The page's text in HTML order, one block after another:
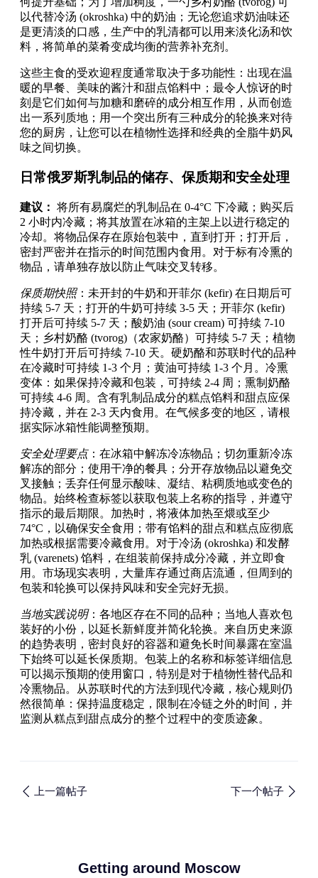
以代替冷汤 (okroshka) 中的奶油；无论您追求奶油味还
是更清淡的口感，生产中的乳清都可以用来淡化汤和饮
料，将简单的菜肴变成均衡的营养补充剂。
这些主食的受欢迎程度通常取决于多功能性：出现在温
暖的早餐、美味的酱汁和甜点馅料中；最令人惊讶的时
刻是它们如何与加糖和磨碎的成分相互作用，从而创造
出一系列质地；用一个突出所有三种成分的轮换来对待
您的厨房，让您可以在植物性选择和经典的全脂牛奶风
味之间切换。
日常俄罗斯乳制品的储存、保质期和安全处理
建议： 将所有易腐烂的乳制品在 0-4°C 下冷藏；购买后
2 小时内冷藏；将其放置在冰箱的主架上以进行稳定的
冷却。将物品保存在原始包装中，直到打开；打开后，
密封严密并在指示的时间范围内食用。对于标有冷熏的
物品，请单独存放以防止气味交叉转移。
保质期快照：未开封的牛奶和开菲尔 (kefir) 在日期后可
持续 5-7 天；打开的牛奶可持续 3-5 天；开菲尔 (kefir)
打开后可持续 5-7 天；酸奶油 (sour cream) 可持续 7-10
天；乡村奶酪 (tvorog)（农家奶酪）可持续 5-7 天；植物
性牛奶打开后可持续 7-10 天。硬奶酪和苏联时代的品种
在冷藏时可持续 1-3 个月；黄油可持续 1-3 个月。冷熏
变体：如果保持冷藏和包装，可持续 2-4 周；熏制奶酪
可持续 4-6 周。含有乳制品成分的糕点馅料和甜点应保
持冷藏，并在 2-3 天内食用。在气候多变的地区，请根
据实际冰箱性能调整预期。
安全处理要点：在冰箱中解冻冷冻物品；切勿重新冷冻
解冻的部分；使用干净的餐具；分开存放物品以避免交
叉接触；丢弃任何显示酸味、凝结、粘稠质地或变色的
物品。始终检查标签以获取包装上名称的指导，并遵守
指示的最后期限。加热时，将液体加热至煨或至少
74°C，以确保安全食用；带有馅料的甜点和糕点应彻底
加热或根据需要冷藏食用。对于冷汤 (okroshka) 和发酵
乳 (varenets) 馅料，在组装前保持成分冷藏，并立即食
用。市场现实表明，大量库存通过商店流通，但周到的
包装和轮换可以保持风味和安全完好无损。
当地实践说明：各地区存在不同的品种；当地人喜欢包
装好的小份，以延长新鲜度并简化轮换。来自历史来源
的趋势表明，密封良好的容器和避免长时间暴露在室温
下始终可以延长保质期。包装上的名称和标签详细信息
可以揭示预期的使用窗口，特别是对于植物性替代品和
冷熏物品。从苏联时代的方法到现代冷藏，核心规则仍
然很简单：保持温度稳定，限制在冷链之外的时间，并
监测从糕点到甜点成分的整个过程中的变质迹象。
上一篇帖子 下一个帖子
Getting around Moscow